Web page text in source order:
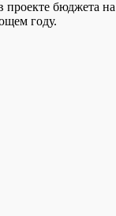
бюджета
году.